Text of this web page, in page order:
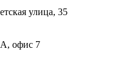
улица, 35
офис 7